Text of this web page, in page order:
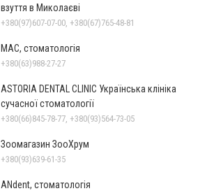
взуття в Миколаєві
+380(97)607-07-00, +380(67)765-48-81
МАС, стоматологія
+380(63)988-27-27
ASTORIA DENTAL CLINIC Українська клініка
сучасної стоматології
+380(66)845-78-77, +380(93)564-73-05
Зоомагазин ЗооХрум
+380(93)639-61-35
ANdent, стоматологія